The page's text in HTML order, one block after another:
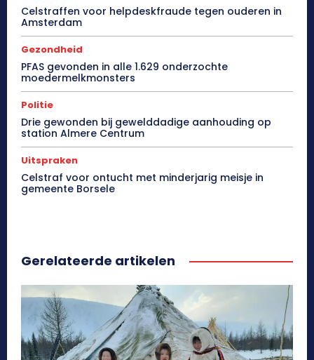
Celstraffen voor helpdeskfraude tegen ouderen in
Amsterdam
Gezondheid
PFAS gevonden in alle 1.629 onderzochte
moedermelkmonsters
Politie
Drie gewonden bij gewelddadige aanhouding op
station Almere Centrum
Uitspraken
Celstraf voor ontucht met minderjarig meisje in
gemeente Borsele
Gerelateerde artikelen